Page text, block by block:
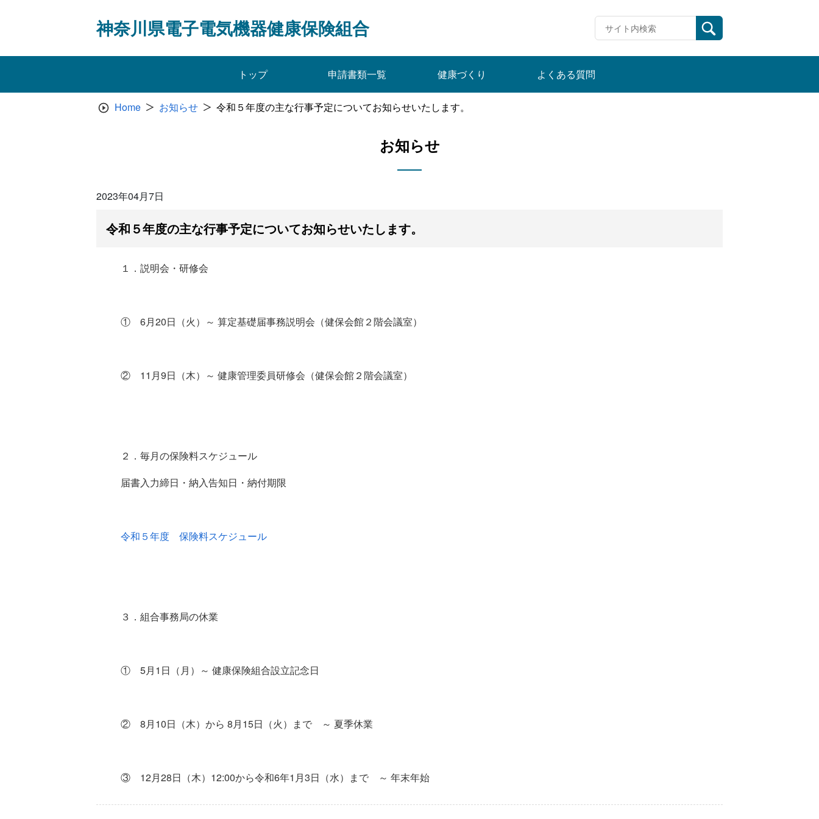
神奈川県電子電気機器健康保険組合
トップ 申請書類一覧 健康づくり よくある質問
Home お知らせ 令和５年度の主な行事予定についてお知らせいたします。
お知らせ
2023年04月7日
令和５年度の主な行事予定についてお知らせいたします。
１．説明会・研修会
① 6月20日（火）～ 算定基礎届事務説明会（健保会館２階会議室）
② 11月9日（木）～ 健康管理委員研修会（健保会館２階会議室）
２．毎月の保険料スケジュール
届書入力締日・納入告知日・納付期限
令和５年度 保険料スケジュール
３．組合事務局の休業
① 5月1日（月）～ 健康保険組合設立記念日
② 8月10日（木）から 8月15日（火）まで ～ 夏季休業
③ 12月28日（木）12:00から令和6年1月3日（水）まで ～ 年末年始